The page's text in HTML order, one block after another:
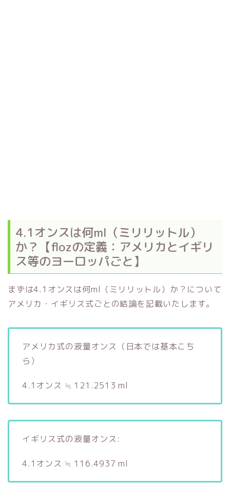
4.1オンスは何ml（ミリリットル）
か？【flozの定義：アメリカとイギリ
ス等のヨーロッパごと】
まずは4.1オンスは何ml（ミリリットル）か？について
アメリカ・イギリス式ごとの結論を記載いたします。
アメリカ式の液量オンス（日本では基本こち
ら）
4.1オンス ≒ 121.2513 ml
イギリス式の液量オンス:
4.1オンス ≒ 116.4937 ml